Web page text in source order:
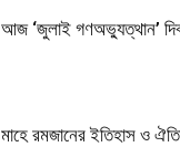
আজ ‘জুলাই গণঅভ্যুত্থান’
মাহে রমজানের ইতিহাস ও